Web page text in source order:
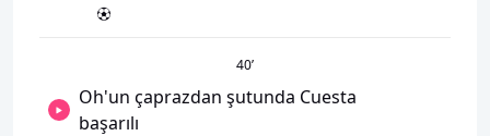
40’
Oh'un çaprazdan şutunda Cuesta
başarılı